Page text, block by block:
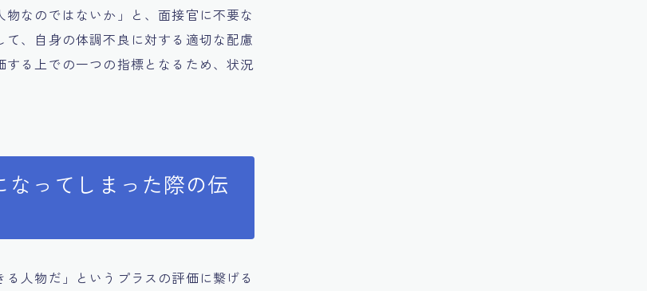
なのではないか」と、面接官に不要な
、自身の体調不良に対する適切な配慮
る上での一つの指標となるため、状況
ってしまった際の伝
人物だ」というプラスの評価に繋げる